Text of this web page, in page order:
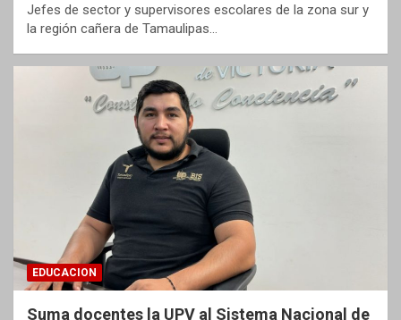
Jefes de sector y supervisores escolares de la zona sur y
la región cañera de Tamaulipas…
EDUCACION
Suma docentes la UPV al Sistema Nacional de